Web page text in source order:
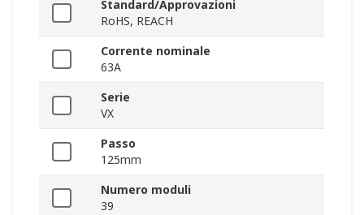
Standard/Approvazioni
RoHS, REACH
Corrente nominale
63A
Serie
VX
Passo
125mm
Numero moduli
39